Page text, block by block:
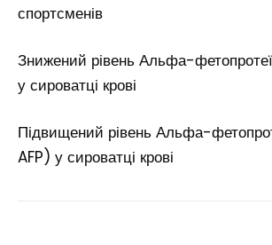
спортсменів
Знижений рівень Альфа-
у сироватці крові
Підвищений рівень Альфа-
AFP) у сироватці крові